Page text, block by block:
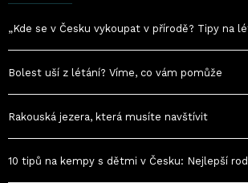
„Kde se v Česku vykoupat v přírodě? Tipy na
Bolest uší z létání? Víme, co vám pomůže
Rakouská jezera, která musíte navštívit
10 tipů na kempy s dětmi v Česku: Nejlepší